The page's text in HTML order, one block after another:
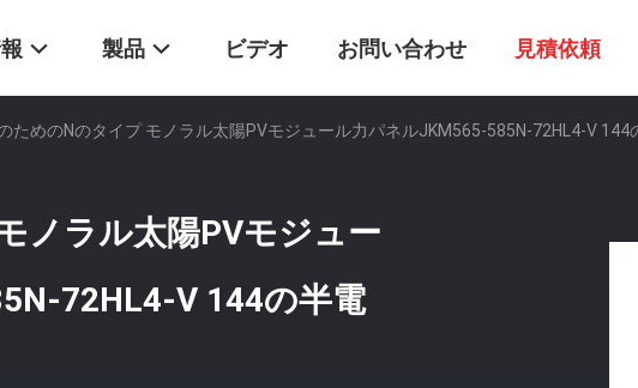
製品 ビデオ お問い合わせ 見積依頼
ためのNのタイプ モノラル太陽PVモジュール力パネルJKM565-585N-72HL4-V 144
ノラル太陽PVモジュー
72HL4-V 144の半電